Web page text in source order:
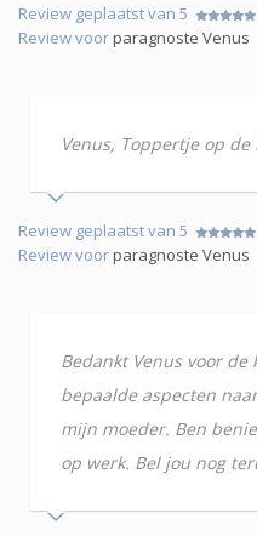
Review geplaatst van 5
Review voorparagnoste Venus
Venus, Toppertje op de
Review geplaatst van 5
Review voorparagnoste Venus
Bedankt Venus voor
bepaalde aspecten
mijn moeder. Ben
op werk. Bel jou nog